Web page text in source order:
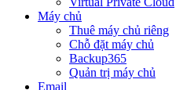
Máy chủ
Thuê máy chủ riêng
Chỗ đặt máy chủ
Backup365
Quản trị máy chủ
Email